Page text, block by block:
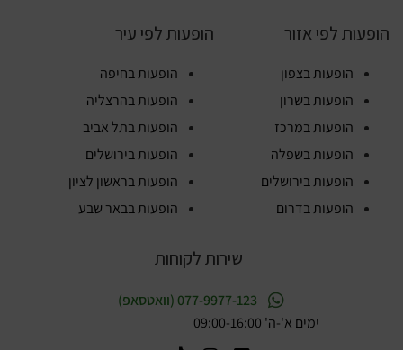
הופעות לפי אזור
הופעות בצפון
הופעות בשרון
הופעות במרכז
הופעות בשפלה
הופעות בירושלים
הופעות בדרום
הופעות לפי עיר
הופעות בחיפה
הופעות בהרצליה
הופעות בתל אביב
הופעות בירושלים
הופעות בראשון לציון
הופעות בבאר שבע
שירות לקוחות
077-9977-123 (וואטסאפ)
ימים א'-ה' 09:00-16:00